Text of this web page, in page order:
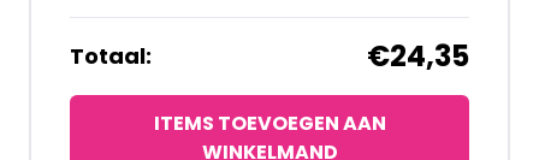
Totaal: €24,35
ITEMS TOEVOEGEN AAN
WINKELMAND